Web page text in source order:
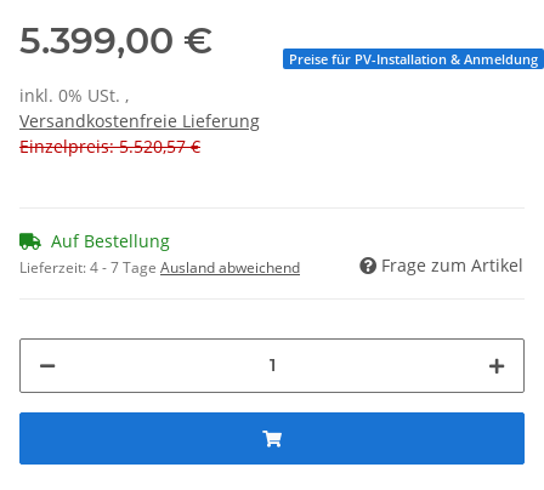
5.399,00 €
inkl. 0% USt. ,
Versandkostenfreie Lieferung
Einzelpreis: 5.520,57 €
Preise für PV-Installation & Anmeldung
Auf Bestellung
Lieferzeit:4 - 7 Tage Ausland abweichend Frage zum Artikel